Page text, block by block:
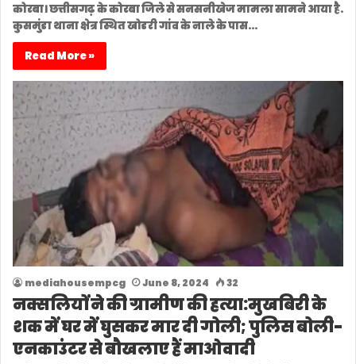
कोरबा। छत्तीसगढ़ के कोरबा जिले से सनसनीखेज मामला सामने आया है.
कुसमुंडा थाना क्षेत्र स्थित खोडरी गांव के नाले के पास…
Read More »
mediahousempcg June 8, 2024 32
नक्सलियों ने की ग्रामीण की हत्या:मुखबिरी के
शक में घर में घुसकर मार दी गोली; पुलिस बोली-
एनकाउंटर से बौखलाए हैं माओवादी